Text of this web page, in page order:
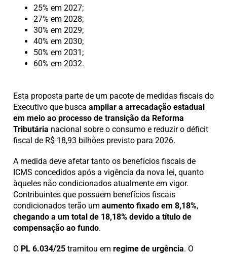
25% em 2027;
27% em 2028;
30% em 2029;
40% em 2030;
50% em 2031;
60% em 2032.
Esta proposta parte de um pacote de medidas fiscais do
Executivo que busca ampliar a arrecadação estadual
em meio ao processo de transição da Reforma
Tributária nacional sobre o consumo e reduzir o déficit
fiscal de R$ 18,93 bilhões previsto para 2026.
A medida deve afetar tanto os benefícios fiscais de
ICMS concedidos após a vigência da nova lei, quanto
àqueles não condicionados atualmente em vigor.
Contribuintes que possuem benefícios fiscais
condicionados terão um aumento fixado em 8,18%,
chegando a um total de 18,18% devido a título de
compensação ao fundo.
O PL 6.034/25 tramitou em regime de urgência. O